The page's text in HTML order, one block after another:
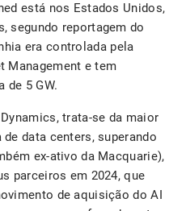
está nos Estados Unidos,
segundo reportagem do
era controlada pela
Management e tem
de 5 GW.
trata-se da maior
data centers, superando
ex-ativo da Macquarie),
parceiros em 2024, que
de aquisição do AI